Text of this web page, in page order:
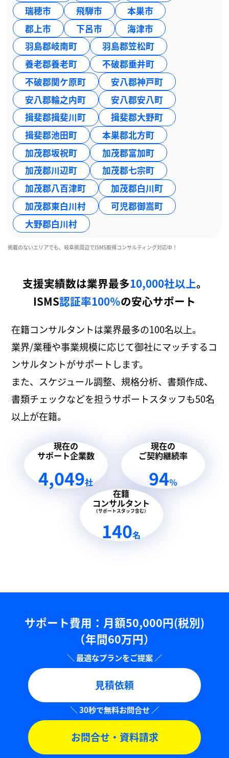
瑞穂市
飛騨市
本巣市
郡上市
下呂市
海津市
羽島郡岐南町
羽島郡笠松町
養老郡養老町
不破郡垂井町
不破郡関ケ原町
安八郡神戸町
安八郡輪之内町
安八郡安八町
揖斐郡揖斐川町
揖斐郡大野町
揖斐郡池田町
本巣郡北方町
加茂郡坂祝町
加茂郡富加町
加茂郡川辺町
加茂郡七宗町
加茂郡八百津町
加茂郡白川町
加茂郡東白川村
可児郡御嵩町
大野郡白川村
掲載のないエリアでも、岐阜県周辺でISMS取得コンサルティング対応中！
支援実績数は業界最多10,000社以上。
ISMS認証率100％の安心サポート
在籍コンサルタントは業界最多の100名以上。
業界/業種や事業規模に応じて御社にマッチするコ
ンサルタントがサポートします。
また、スケジュール調整、規格分析、書類作成、
書類チェックなどを担うサポートスタッフも50名
以上が在籍。
現在の
サポート企業数
4,049社
現在の
ご契約継続率
94％
在籍
コンサルタント
（サポートスタッフ含む）
140名
サポート費用：⽉額50,000円(税別)
（年間60万円）
見積依頼
お問合せ・資料請求